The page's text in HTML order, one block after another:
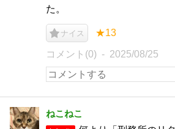
た。
ナイス ★13
コメント(0) 2025/08/25
ねこねこ